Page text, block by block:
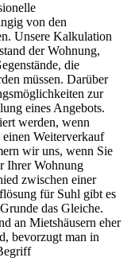
von den
Unsere Kalkulation
der Wohnung,
die
müssen. Darüber
zur
eines Angebots.
werden, wenn
Weiterverkauf
wir uns, wenn Sie
Ihrer Wohnung
zwischen einer
für Suhl gibt es
das Gleiche.
an Mietshäusern eher
bevorzugt man in